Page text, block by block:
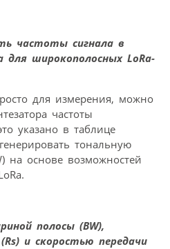
частоты сигнала в
для широкополосных LoRa-
для измерения, можно
частоты
указано в таблице
тональную
на основе возможностей
полосы (BW),
и скоростью передачи